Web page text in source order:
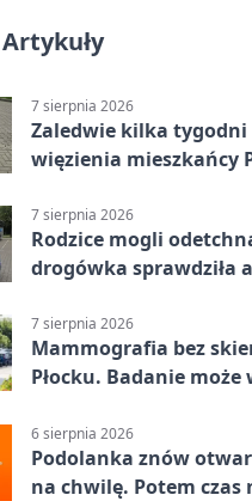
7 sierpnia 2026
Zaledwie kilka tygodni
więzienia mieszkańcy
7 sierpnia 2026
Rodzice mogli
drogówka sprawdziła
7 sierpnia 2026
Mammografia bez
Płocku. Badanie
6 sierpnia 2026
Podolanka znów
na chwilę. Potem czas